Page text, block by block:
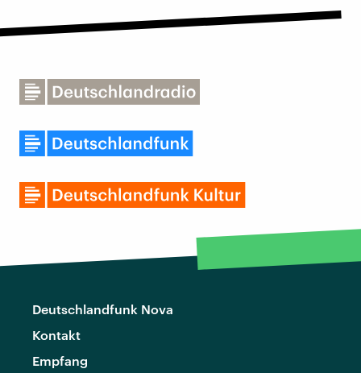
Deutschlandfunk Nova
Kontakt
Empfang